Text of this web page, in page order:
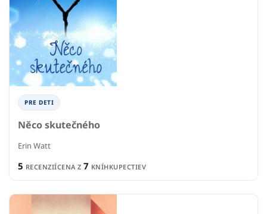
PRE DETI
Něco skutečného
Erin Watt
5 RECENZIÍCENA Z 7 KNÍHKUPECTIEV